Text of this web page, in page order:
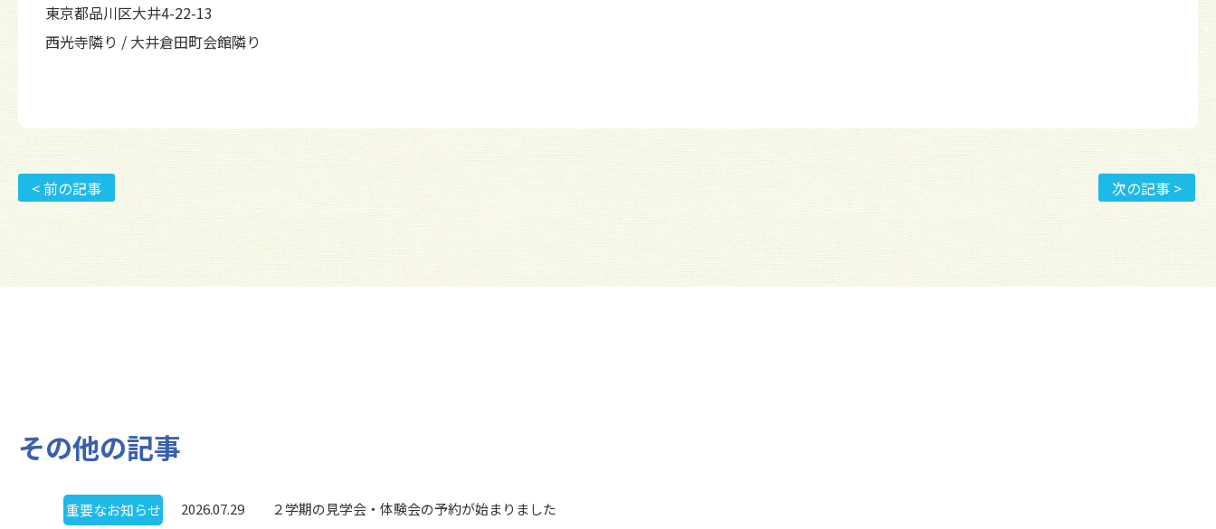
東京都品川区大井4-22-13
西光寺隣り / 大井倉田町会館隣り
< 前の記事 次の記事 >
その他の記事
重要なお知らせ 2026.07.29 ２学期の見学会・体験会の予約が始まりました